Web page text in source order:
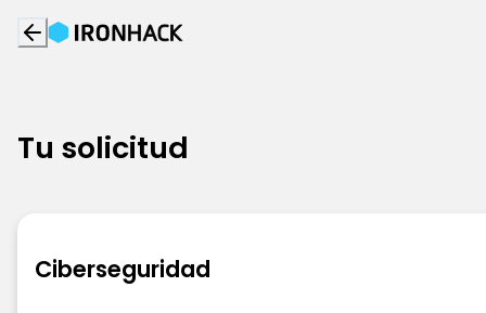
Tu solicitud
Ciberseguridad